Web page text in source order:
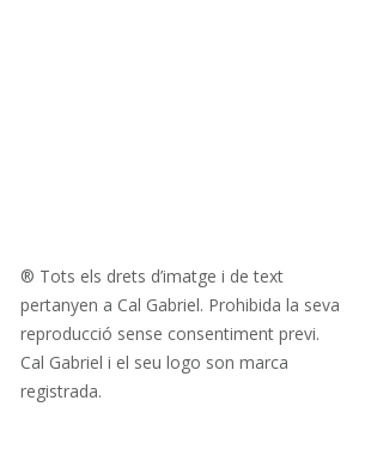
® Tots els drets d’imatge i de text
pertanyen a Cal Gabriel. Prohibida la seva
reproducció sense consentiment previ.
Cal Gabriel i el seu logo son marca
registrada.